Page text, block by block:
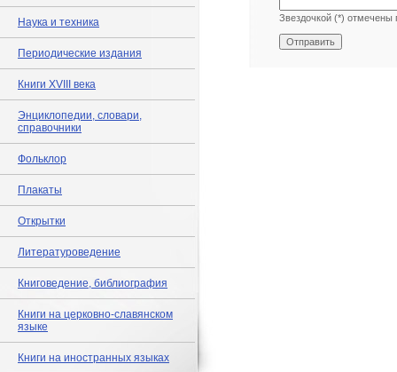
Наука и техника
Периодические издания
Книги XVIII века
Энциклопедии, словари,
справочники
Фольклор
Плакаты
Открытки
Литературоведение
Книговедение, библиография
Книги на церковно-славянском
языке
Книги на иностранных языках
Звездочкой (*) отмечены